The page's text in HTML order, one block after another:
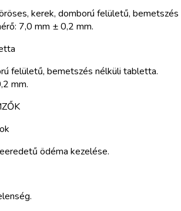
kerek, domború felületű, bemetszés
7,0 mm ± 0,2 mm.
felületű, bemetszés nélküli tabletta.
mm.
ödéma kezelése.